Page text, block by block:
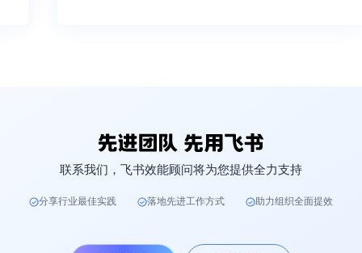
联系我们，飞书效能顾问将为您提供全力支持
分享行业最佳实践 落地先进工作方式 助力组织全面提效